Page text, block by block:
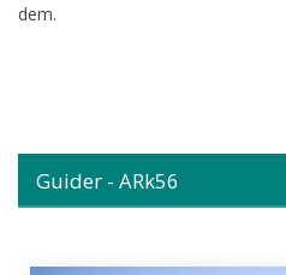
dem.
Guider - ARk56